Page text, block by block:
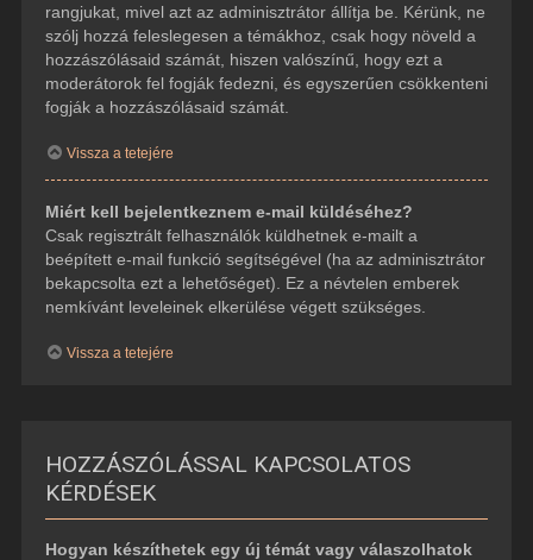
rangjukat, mivel azt az adminisztrátor állítja be. Kérünk, ne
szólj hozzá feleslegesen a témákhoz, csak hogy növeld a
hozzászólásaid számát, hiszen valószínű, hogy ezt a
moderátorok fel fogják fedezni, és egyszerűen csökkenteni
fogják a hozzászólásaid számát.
Vissza a tetejére
Miért kell bejelentkeznem e-mail küldéséhez?
Csak regisztrált felhasználók küldhetnek e-mailt a
beépített e-mail funkció segítségével (ha az adminisztrátor
bekapcsolta ezt a lehetőséget). Ez a névtelen emberek
nemkívánt leveleinek elkerülése végett szükséges.
Vissza a tetejére
HOZZÁSZÓLÁSSAL KAPCSOLATOS
KÉRDÉSEK
Hogyan készíthetek egy új témát vagy válaszolhatok